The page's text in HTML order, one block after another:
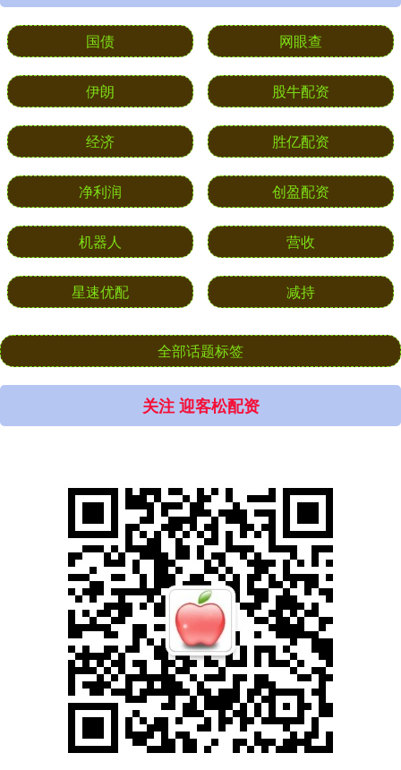
国债 网眼查
伊朗 股牛配资
经济 胜亿配资
净利润 创盈配资
机器人 营收
星速优配 减持
全部话题标签
关注 迎客松配资